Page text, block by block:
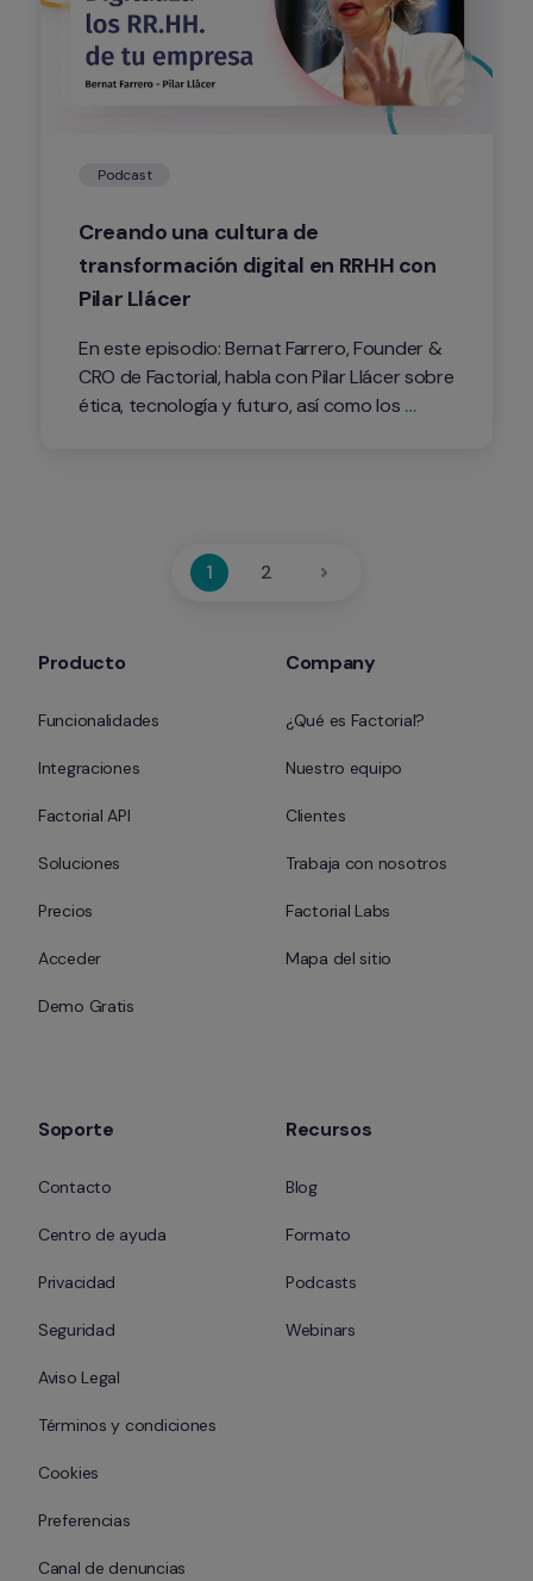
Podcast
Creando una cultura de
transformación digital en RRHH con
Pilar Llácer
En este episodio: Bernat Farrero, Founder &
CRO de Factorial, habla con Pilar Llácer sobre
ética, tecnología y futuro, así como los
1 2
Producto
Funcionalidades
Integraciones
Factorial API
Soluciones
Precios
Acceder
Demo Gratis
Company
¿Qué es Factorial?
Nuestro equipo
Clientes
Trabaja con nosotros
Factorial Labs
Mapa del sitio
Soporte
Contacto
Centro de ayuda
Privacidad
Seguridad
Aviso Legal
Términos y condiciones
Cookies
Preferencias
Canal de denuncias
Recursos
Blog
Formato
Podcasts
Webinars